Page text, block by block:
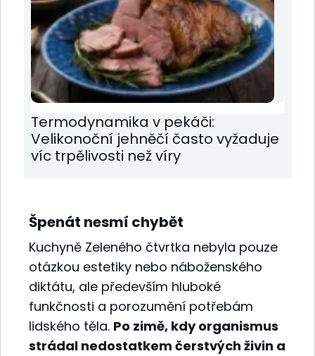
Termodynamika v pekáči:
Velikonoční jehněčí často vyžaduje
víc trpělivosti než víry
Špenát nesmí chybět
Kuchyně Zeleného čtvrtka nebyla pouze
otázkou estetiky nebo náboženského
diktátu, ale především hluboké
funkčnosti a porozumění potřebám
lidského těla. Po zimě, kdy organismus
strádal nedostatkem čerstvých živin a